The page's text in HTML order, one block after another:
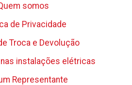
somos
de Privacidade
Troca e Devolução
instalações elétricas
Representante